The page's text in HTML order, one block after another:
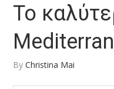
Το
By Christina Mai